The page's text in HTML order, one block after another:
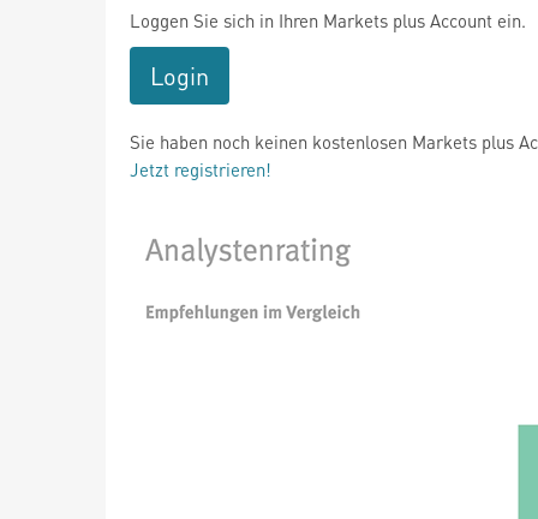
Loggen Sie sich in Ihren Markets plus Account ein.
Login
Sie haben noch keinen kostenlosen Markets plus
Jetzt registrieren!